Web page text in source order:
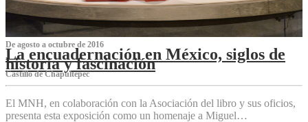
De agosto a octubre de 2016
La encuadernación en México, siglos de
historia y fascinación
Castillo de Chapultepec
El MNH, en colaboración con la Asociación del libro y sus oficios,
presenta esta exposición como un homenaje a Miguel…